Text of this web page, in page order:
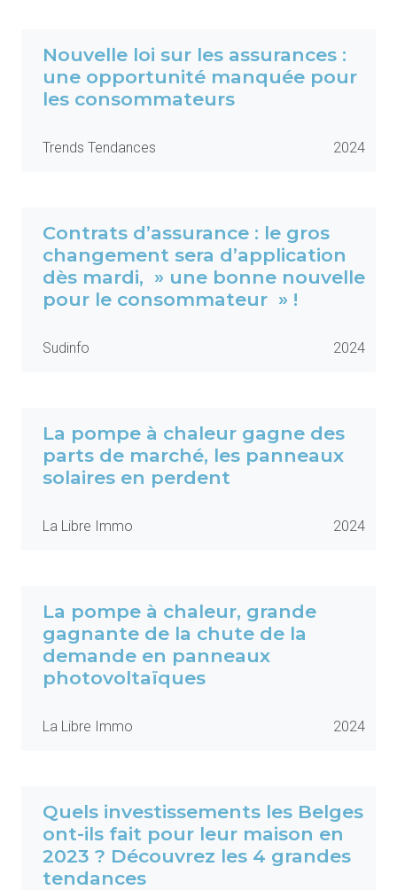
Nouvelle loi sur les assurances :
une opportunité manquée pour
les consommateurs
Trends Tendances 2024
Contrats d’assurance : le gros
changement sera d’application
dès mardi, » une bonne nouvelle
pour le consommateur » !
Sudinfo 2024
La pompe à chaleur gagne des
parts de marché, les panneaux
solaires en perdent
La Libre Immo 2024
La pompe à chaleur, grande
gagnante de la chute de la
demande en panneaux
photovoltaïques
La Libre Immo 2024
Quels investissements les Belges
ont-ils fait pour leur maison en
2023 ? Découvrez les 4 grandes
tendances